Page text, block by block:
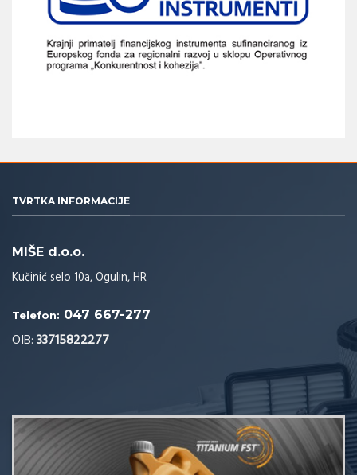
TVRTKA INFORMACIJE
MIŠE d.o.o.
Kučinić selo 10a, Ogulin, HR
Telefon: 047 667-277
OIB:33715822277